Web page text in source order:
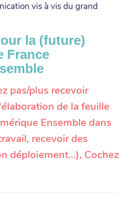
vis à vis du grand
la (future)
France
pas/plus recevoir
de la feuille
Ensemble dans
recevoir des
déploiement...), Cochez